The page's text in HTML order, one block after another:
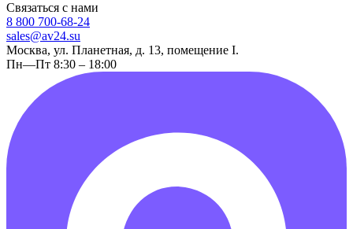
Связаться с нами
8 800 700-68-24
sales@av24.su
Москва, ул. Планетная, д. 13, помещение I.
Пн—Пт 8:30 – 18:00